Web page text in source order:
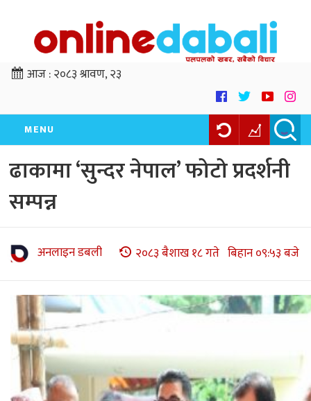
आज :२०८३ श्रावण, २३
MENU
ढाकामा ‘सुन्दर नेपाल’ फोटो प्रदर्शनी
सम्पन्न
अनलाइन डबली २०८३ बैशाख १८ गते बिहान ०९:५३ बजे